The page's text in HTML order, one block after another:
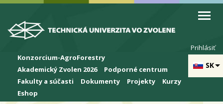
Skip to cookies
Skip to navigation
Skočiť na hlavný obsah
SK
Prihlásiť
Konzorcium-AgroForestry
Akademický Zvolen 2026
Podporné centrum
Fakulty a súčasti
Dokumenty Projekty
Kurzy
Eshop